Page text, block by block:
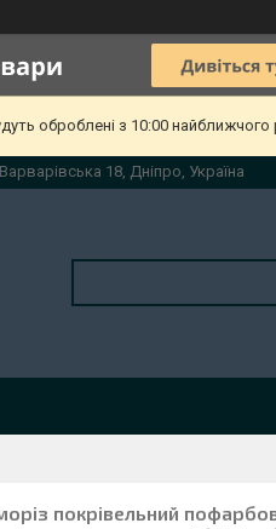
оброблені з 10:00
Варварівська 18, Дніпро, Україна
покрівельний